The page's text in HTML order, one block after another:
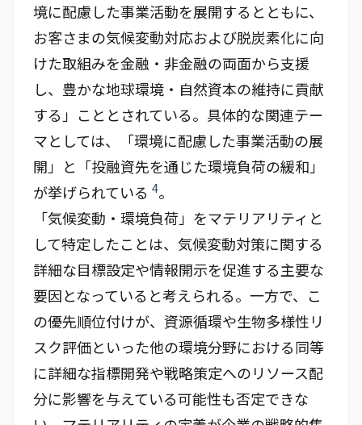
境に配慮した事業活動を展開するとともに、
お客さまの気候変動対応および脱炭素化に向
けた取組みを金融・非金融の両面から支援
し、豊かな地球環境・自然資本の維持に貢献
する」こととされている。具体的な関連テー
マとしては、「環境に配慮した事業活動の展
開」と「投融資先を通じた環境負荷の緩和」
が挙げられている 4。
「気候変動・環境負荷」をマテリアリティと
して特定したことは、気候変動対策に関する
詳細な目標設定や情報開示を促進する主要な
要因となっていると考えられる。一方で、こ
の優先順位付けが、資源循環や生物多様性リ
スク評価といった他の環境分野における同等
に詳細な指標開発や戦略策定へのリソース配
分に影響を与えている可能性も否定できな